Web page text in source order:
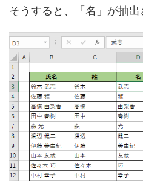
そうすると、「名」が抽出